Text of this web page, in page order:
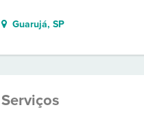
Guarujá, SP
Serviços